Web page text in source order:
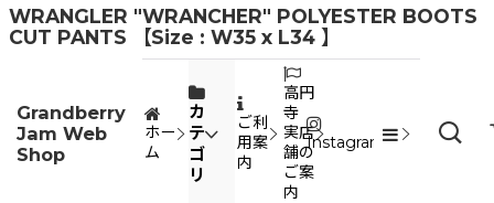
WRANGLER "WRANCHER" POLYESTER BOOTS
CUT PANTS 【Size : W35 x L34 】
Grandberry
Jam Web
Shop
ホー
ム
カ
テ
ゴ
リ
ご利
用案
内
高円
寺
実店
舗の
ご案
内
Instagram